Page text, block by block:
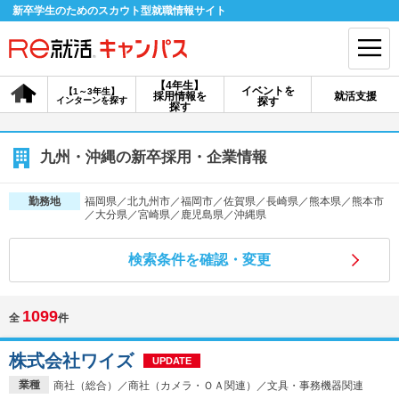
新卒学生のためのスカウト型就職情報サイト
【4年生】
採用情報を
探す
【1～3年生】
インターンを探す
イベントを
探す
就活支援
会員登録 ログイン
会員ID・パスワードを忘れた方はこちら
探す
【4年生】
説明会を探す
【1～3年生】
インターンを探す
就活ノウハウ・サポート
九州・沖縄の新卒採用・企業情報
勤務地
福岡県／北九州市／福岡市／佐賀県／長崎県／熊本県／熊本市
／大分県／宮崎県／鹿児島県／沖縄県
検索条件を確認・変更
全 1099件
業種 商社（総合）／商社（カメラ・ＯＡ関連）／文具・事務機器関連
株式会社ワイズ UPDATE